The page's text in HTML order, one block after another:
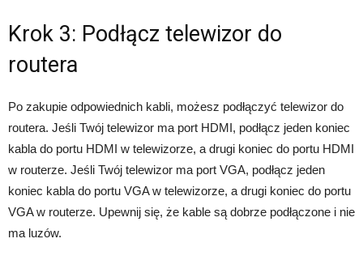
Krok 3: Podłącz telewizor do
routera
Po zakupie odpowiednich kabli, możesz podłączyć telewizor do
routera. Jeśli Twój telewizor ma port HDMI, podłącz jeden koniec
kabla do portu HDMI w telewizorze, a drugi koniec do portu HDMI
w routerze. Jeśli Twój telewizor ma port VGA, podłącz jeden
koniec kabla do portu VGA w telewizorze, a drugi koniec do portu
VGA w routerze. Upewnij się, że kable są dobrze podłączone i nie
ma luzów.